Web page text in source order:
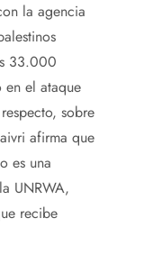
la agencia
33.000
el ataque
sobre
afirma que
es una
UNRWA,
recibe